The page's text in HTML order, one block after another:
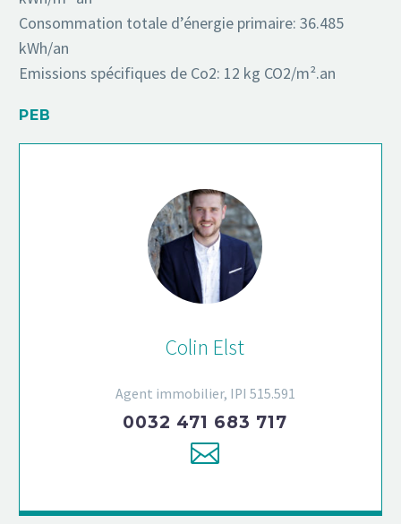
Consommation totale d’énergie primaire: 36.485
kWh/an
Emissions spécifiques de Co2: 12 kg CO2/m².an
PEB
Colin Elst
Agent immobilier, IPI 515.591
0032 471 683 717